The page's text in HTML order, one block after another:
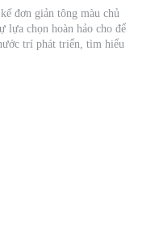
đơn giản tông màu chủ
lựa chọn hoàn hảo cho để
trí phát triển, tìm hiểu